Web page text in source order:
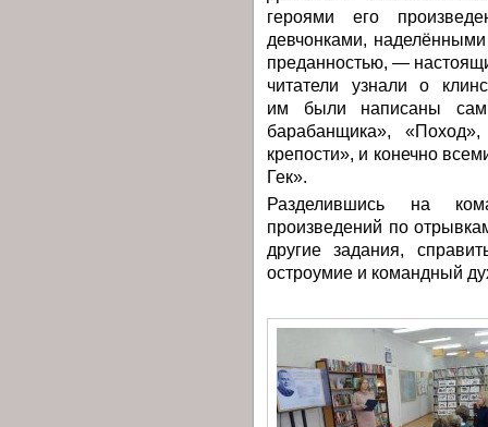
героями его
девчонками,
преданностью, —
читатели узнали о
им были написаны
барабанщика»,
крепости», и конечно
Гек».
Разделившись на
произведений по
другие задания,
остроумие и командный